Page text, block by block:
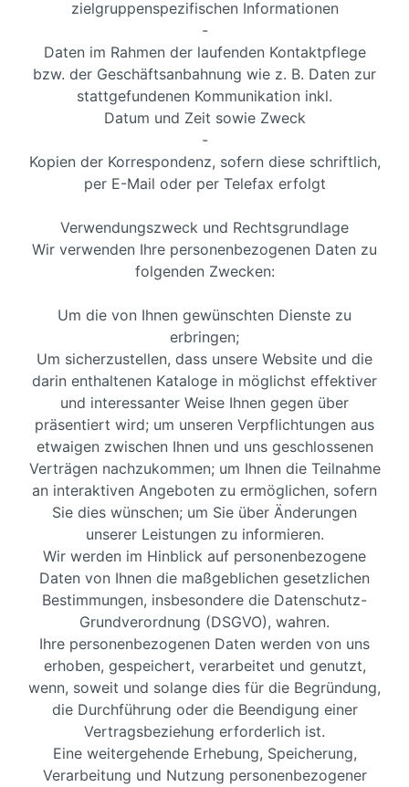
zielgruppenspezifischen Informationen
-
Daten im Rahmen der laufenden Kontaktpflege
bzw. der Geschäftsanbahnung wie z. B. Daten zur
stattgefundenen Kommunikation inkl.
Datum und Zeit sowie Zweck
-
Kopien der Korrespondenz, sofern diese schriftlich,
per E-Mail oder per Telefax erfolgt
Verwendungszweck und Rechtsgrundlage
Wir verwenden Ihre personenbezogenen Daten zu
folgenden Zwecken:
Um die von Ihnen gewünschten Dienste zu
erbringen;
Um sicherzustellen, dass unsere Website und die
darin enthaltenen Kataloge in möglichst effektiver
und interessanter Weise Ihnen gegen über
präsentiert wird; um unseren Verpflichtungen aus
etwaigen zwischen Ihnen und uns geschlossenen
Verträgen nachzukommen; um Ihnen die Teilnahme
an interaktiven Angeboten zu ermöglichen, sofern
Sie dies wünschen; um Sie über Änderungen
unserer Leistungen zu informieren.
Wir werden im Hinblick auf personenbezogene
Daten von Ihnen die maßgeblichen gesetzlichen
Bestimmungen, insbesondere die Datenschutz-
Grundverordnung (DSGVO), wahren.
Ihre personenbezogenen Daten werden von uns
erhoben, gespeichert, verarbeitet und genutzt,
wenn, soweit und solange dies für die Begründung,
die Durchführung oder die Beendigung einer
Vertragsbeziehung erforderlich ist.
Eine weitergehende Erhebung, Speicherung,
Verarbeitung und Nutzung personenbezogener